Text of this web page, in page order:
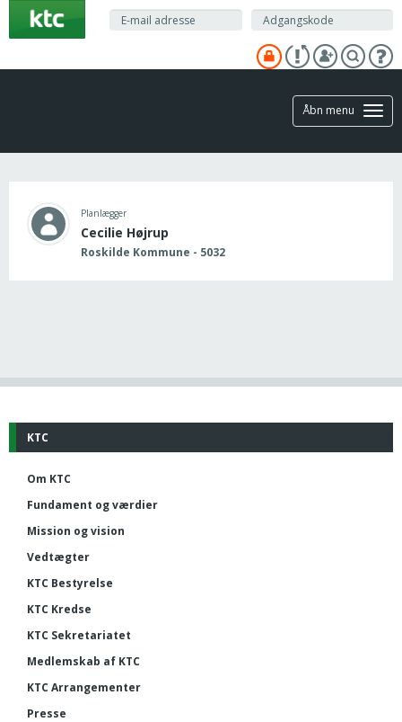
hovedindhold
Åbn menu
Planlægger
Cecilie Højrup
Roskilde Kommune - 5032
KTC
Om KTC
Fundament og værdier
Mission og vision
Vedtægter
KTC Bestyrelse
KTC Kredse
KTC Sekretariatet
Medlemskab af KTC
KTC Arrangementer
Presse